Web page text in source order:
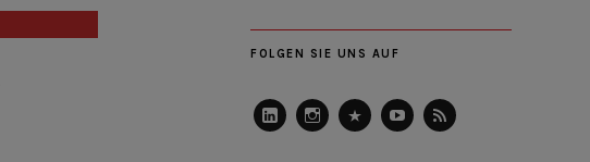
FOLGEN SIE UNS AUF